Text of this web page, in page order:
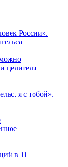
России».
целителя
я с тобой».
в 11